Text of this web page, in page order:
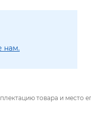
нам.
товара и место